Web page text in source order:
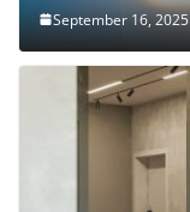
September 16, 2025